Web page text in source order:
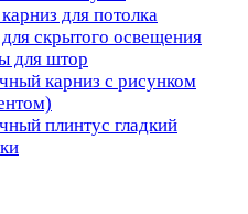
для потолка
скрытого освещения
для штор
карниз с рисунком
плинтус гладкий